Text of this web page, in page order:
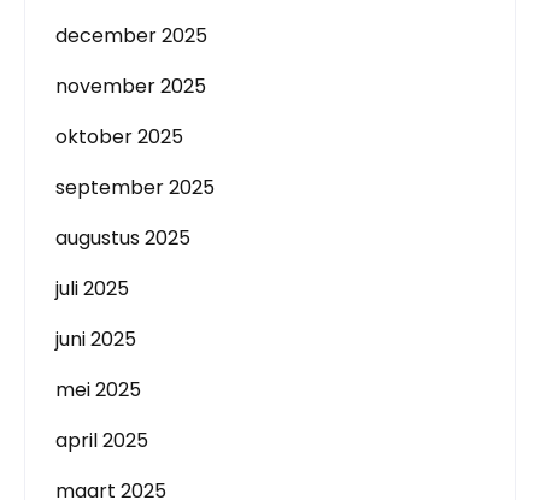
december 2025
november 2025
oktober 2025
september 2025
augustus 2025
juli 2025
juni 2025
mei 2025
april 2025
maart 2025